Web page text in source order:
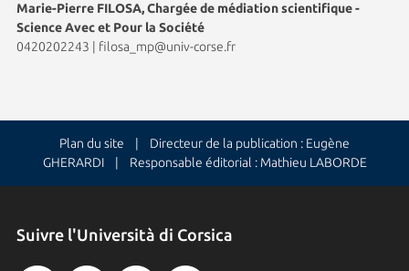
Marie-Pierre FILOSA, Chargée de médiation scientifique -
Science Avec et Pour la Société
0420202243
filosa_mp@univ-corse.fr
Plan du site | Directeur de la publication : Eugène
GHERARDI | Responsable éditorial : Mathieu LABORDE
Suivre l'Università di Corsica